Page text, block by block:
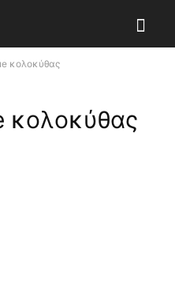
κολοκύθας
κολοκύθας